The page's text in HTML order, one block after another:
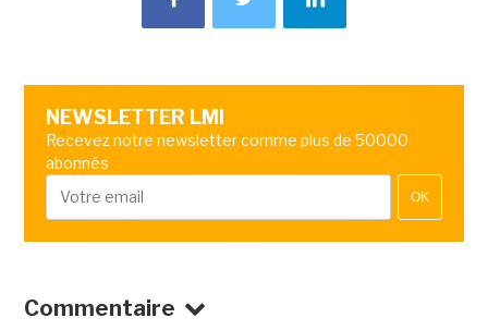
NEWSLETTER LMI
Recevez notre newsletter comme plus de 50000
abonnés
OK
Commentaire